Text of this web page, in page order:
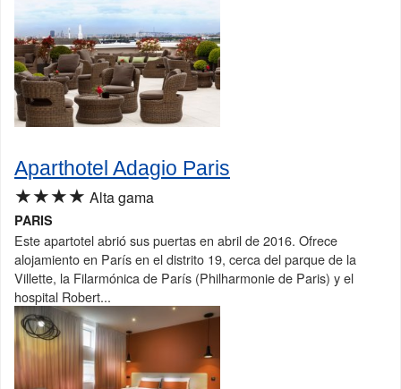
Aparthotel Adagio Paris
★★★★ Alta gama
PARIS
Este apartotel abrió sus puertas en abril de 2016. Ofrece
alojamiento en París en el distrito 19, cerca del parque de la
Villette, la Filarmónica de París (Philharmonie de Paris) y el
hospital Robert...